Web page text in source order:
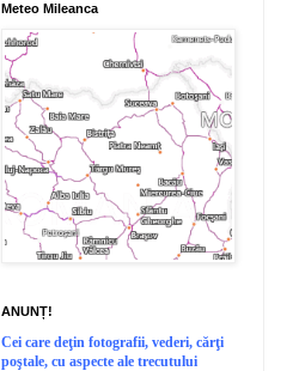
Meteo Mileanca
ANUNȚ!
Cei care deţin fotografii, vederi, cărţi
poştale, cu aspecte ale trecutului